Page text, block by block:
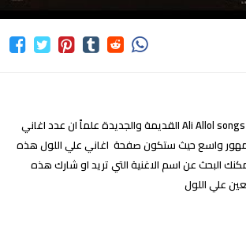
اغاني علي اللول : نقدم لكم زوارنا الكرام جميع اغاني علي اللول Ali Allol songs القديمة والجديدة علماً ان عدد اغاني
جمهور واسع حيث ستكون صفحة اغاني علي اللول هذه
البحث عن اسم الاغنية التي تريد او شارك هذه
علي اللول